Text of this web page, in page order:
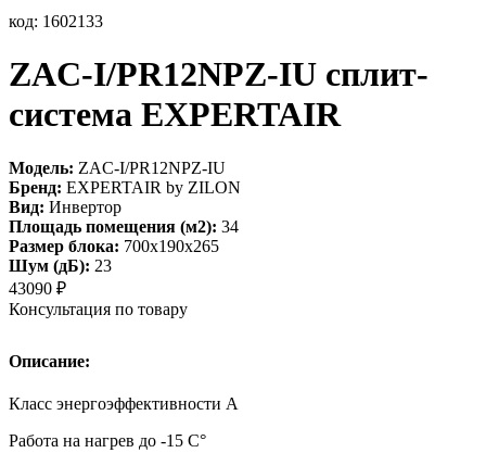
код: 1602133
ZAC-I/PR12NPZ-IU сплит-
система EXPERTAIR
Модель: ZAC-I/PR12NPZ-IU
Бренд: EXPERTAIR by ZILON
Вид: Инвертор
Площадь помещения (м2): 34
Размер блока: 700х190х265
Шум (дБ): 23
43090 ₽
Консультация по товару
Описание:
Класс энергоэффективности А
Работа на нагрев до -15 С°